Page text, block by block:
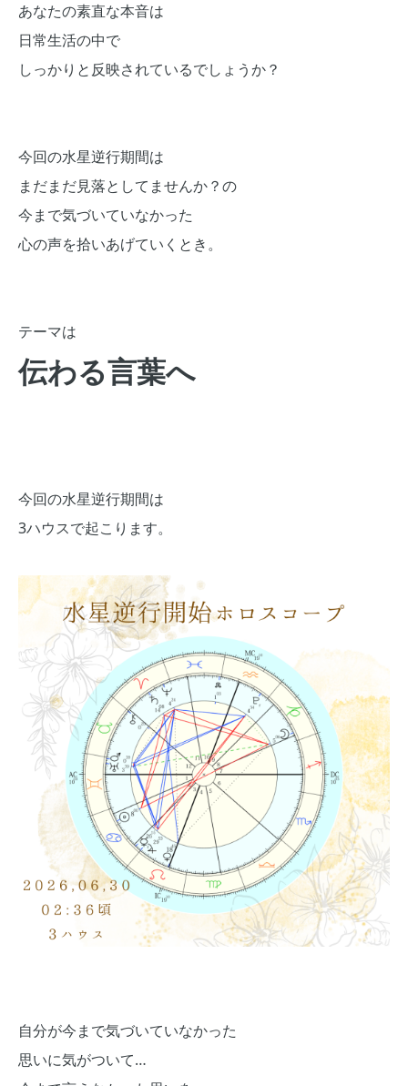
あなたの素直な本音は
日常生活の中で
しっかりと反映されているでしょうか？
今回の水星逆行期間は
まだまだ見落としてませんか？の
今まで気づいていなかった
心の声を拾いあげていくとき。
テーマは
伝わる言葉へ
今回の水星逆行期間は
3ハウスで起こります。
自分が今まで気づいていなかった
思いに気がついて…